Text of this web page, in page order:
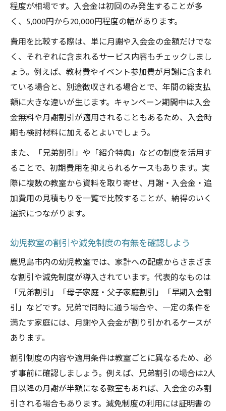
幼児教室の利用時間や延長対応の違いを知
る
幼児教室選びで送迎と費用のバランスを考
える
幼児教室に通う際の交通費を抑えるコツ
英語教育や準備を兼ねた幼児教室のメリット
幼児教室で始める英語教育の基礎と効果
英語教室と幼児教室の併用メリットを考え
る
小学校準備に強い幼児教室の特徴をチェッ
ク
インターナショナルスクール系幼児教室の
魅力
幼児教室の英語教育で将来の選択肢が広が
入会前に押さえたい幼児教室最新事情
幼児教室の最新人気傾向と選ばれる理由と
は
幼児教室の入会時期や混雑状況のチェック
方法
法
幼児教室の入会前に比較すべきポイント総
まとめ
程度が相場です。入会金は初回のみ発生することが多
く、5,000円から20,000円程度の幅があります。
費用を比較する際は、単に月謝や入会金の金額だけでな
く、それぞれに含まれるサービス内容もチェックしまし
ょう。例えば、教材費やイベント参加費が月謝に含まれ
ている場合と、別途徴収される場合とで、年間の総支払
額に大きな違いが生じます。キャンペーン期間中は入会
金無料や月謝割引が適用されることもあるため、入会時
期も検討材料に加えるとよいでしょう。
また、「兄弟割引」や「紹介特典」などの制度を活用す
ることで、初期費用を抑えられるケースもあります。実
際に複数の教室から資料を取り寄せ、月謝・入会金・追
加費用の見積もりを一覧で比較することが、納得のいく
選択につながります。
幼児教室の割引や減免制度の有無を確認しよう
鹿児島市内の幼児教室では、家計への配慮からさまざま
な割引や減免制度が導入されています。代表的なものは
「兄弟割引」「母子家庭・父子家庭割引」「早期入会割
引」などです。兄弟で同時に通う場合や、一定の条件を
満たす家庭には、月謝や入会金が割り引かれるケースが
あります。
割引制度の内容や適用条件は教室ごとに異なるため、必
ず事前に確認しましょう。例えば、兄弟割引の場合は2人
目以降の月謝が半額になる教室もあれば、入会金のみ割
引される場合もあります。減免制度の利用には証明書の